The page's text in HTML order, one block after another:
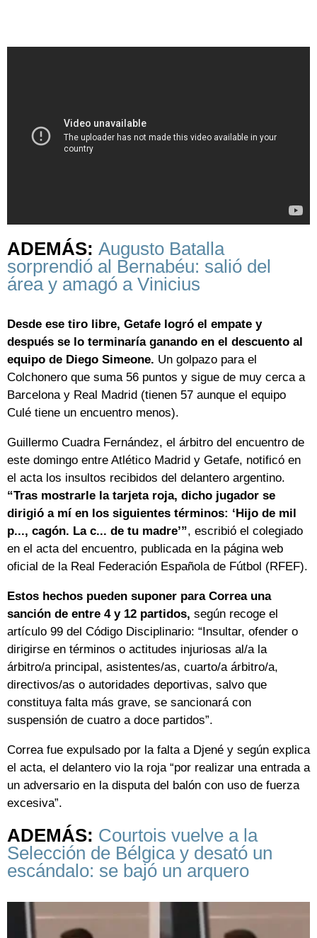
ADEMÁS: Augusto Batalla
sorprendió al Bernabéu: salió del
área y amagó a Vinicius
Desde ese tiro libre, Getafe logró el empate y
después se lo terminaría ganando en el descuento al
equipo de Diego Simeone. Un golpazo para el
Colchonero que suma 56 puntos y sigue de muy cerca a
Barcelona y Real Madrid (tienen 57 aunque el equipo
Culé tiene un encuentro menos).
Guillermo Cuadra Fernández, el árbitro del encuentro de
este domingo entre Atlético Madrid y Getafe, notificó en
el acta los insultos recibidos del delantero argentino.
“Tras mostrarle la tarjeta roja, dicho jugador se
dirigió a mí en los siguientes términos: ‘Hijo de mil
p..., cagón. La c... de tu madre’”, escribió el colegiado
en el acta del encuentro, publicada en la página web
oficial de la Real Federación Española de Fútbol (RFEF).
Estos hechos pueden suponer para Correa una
sanción de entre 4 y 12 partidos, según recoge el
artículo 99 del Código Disciplinario: “Insultar, ofender o
dirigirse en términos o actitudes injuriosas al/a la
árbitro/a principal, asistentes/as, cuarto/a árbitro/a,
directivos/as o autoridades deportivas, salvo que
constituya falta más grave, se sancionará con
suspensión de cuatro a doce partidos”.
Correa fue expulsado por la falta a Djené y según explica
el acta, el delantero vio la roja “por realizar una entrada a
un adversario en la disputa del balón con uso de fuerza
excesiva”.
ADEMÁS: Courtois vuelve a la
Selección de Bélgica y desató un
escándalo: se bajó un arquero